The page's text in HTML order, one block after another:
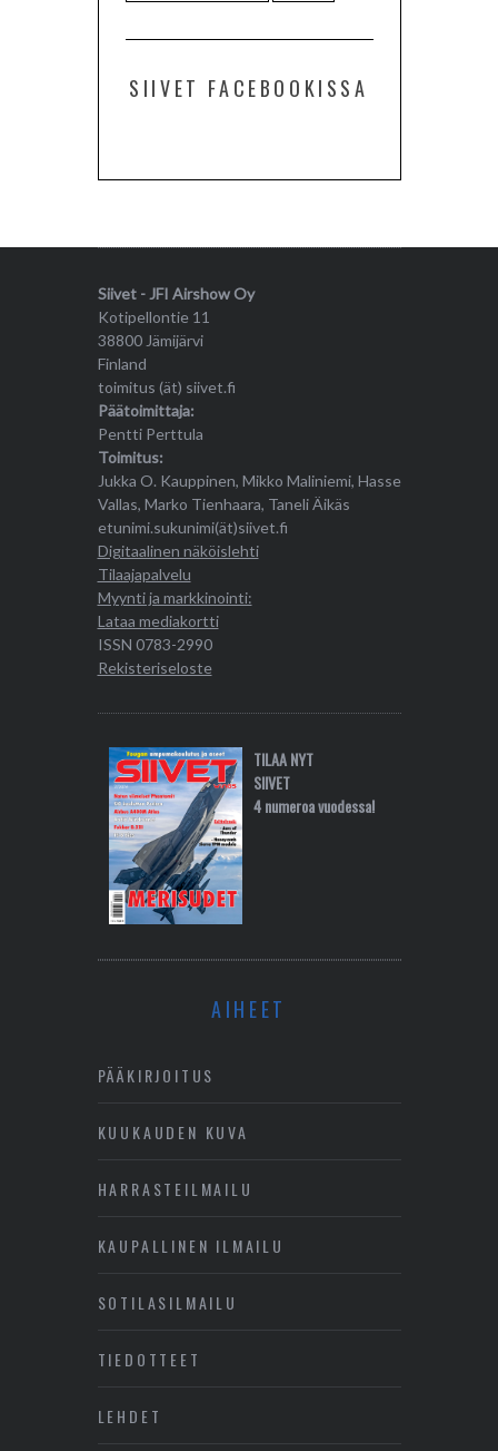
SIIVET FACEBOOKISSA
Siivet - JFI Airshow Oy
Kotipellontie 11
38800 Jämijärvi
Finland
toimitus (ät) siivet.fi
Päätoimittaja:
Pentti Perttula
Toimitus:
Jukka O. Kauppinen, Mikko Maliniemi, Hasse
Vallas, Marko Tienhaara, Taneli Äikäs
etunimi.sukunimi(ät)siivet.fi
Digitaalinen näköislehti
Tilaajapalvelu
Myynti ja markkinointi:
Lataa mediakortti
ISSN 0783-2990
Rekisteriseloste
TILAA NYT
SIIVET
4 numeroa vuodessa!
AIHEET
PÄÄKIRJOITUS
KUUKAUDEN KUVA
HARRASTEILMAILU
KAUPALLINEN ILMAILU
SOTILASILMAILU
TIEDOTTEET
LEHDET